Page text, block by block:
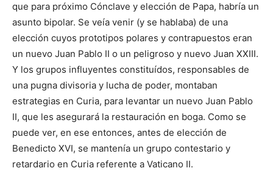
que para próximo Cónclave y elección de Papa, habría un
asunto bipolar. Se veía venir (y se hablaba) de una
elección cuyos prototipos polares y contrapuestos eran
un nuevo Juan Pablo II o un peligroso y nuevo Juan XXIII.
Y los grupos influyentes constituídos, responsables de
una pugna divisoria y lucha de poder, montaban
estrategias en Curia, para levantar un nuevo Juan Pablo
II, que les asegurará la restauración en boga. Como se
puede ver, en ese entonces, antes de elección de
Benedicto XVI, se mantenía un grupo contestario y
retardario en Curia referente a Vaticano II.